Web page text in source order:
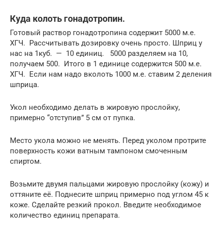
Куда колоть гонадотропин.
Готовый раствор гонадотропина содержит 5000 м.е.
ХГЧ. Рассчитывать дозировку очень просто. Шприц у
нас на 1куб. — 10 единиц. 5000 разделяем на 10,
получаем 500. Итого в 1 единице содержится 500 м.е.
ХГЧ. Если нам надо вколоть 1000 м.е. ставим 2 деления
шприца.
Укол необходимо делать в жировую прослойку,
примерно “отступив” 5 см от пупка.
Место укола можно не менять. Перед уколом протрите
поверхность кожи ватным тампоном смоченным
спиртом.
Возьмите двумя пальцами жировую прослойку (кожу) и
оттяните её. Поднесите шприц примерно под углом 45 к
коже. Сделайте резкий прокол. Введите необходимое
количество единиц препарата.